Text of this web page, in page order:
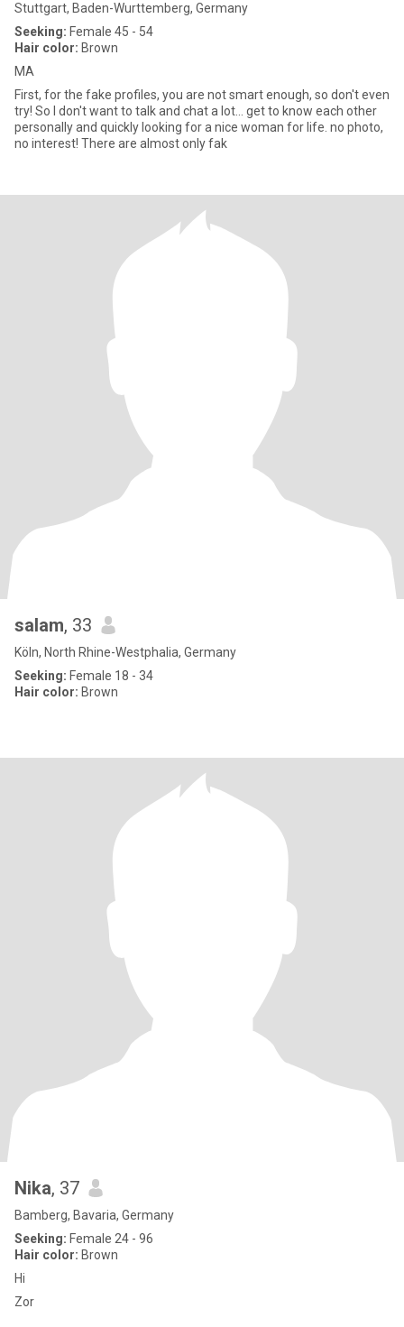
Stuttgart, Baden-Wurttemberg, Germany
Seeking: Female 45 - 54
Hair color: Brown
MA
First, for the fake profiles, you are not smart enough, so don't even
try! So I don't want to talk and chat a lot... get to know each other
personally and quickly looking for a nice woman for life. no photo,
no interest! There are almost only fak
salam, 33
Köln, North Rhine-Westphalia, Germany
Seeking: Female 18 - 34
Hair color: Brown
Nika, 37
Bamberg, Bavaria, Germany
Seeking: Female 24 - 96
Hair color: Brown
Hi
Zor